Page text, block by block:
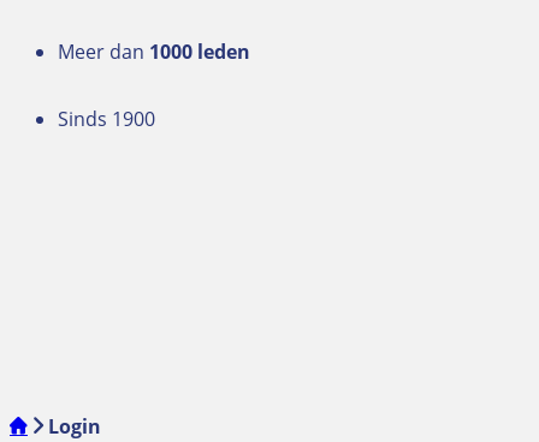
Meer dan 1000 leden
Sinds 1900
Login